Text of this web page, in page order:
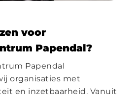
voor
Papendal?
Papendal
organisaties met
en inzetbaarheid. Vanuit